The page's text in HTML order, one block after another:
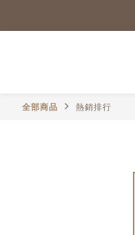
全部商品 熱銷排行